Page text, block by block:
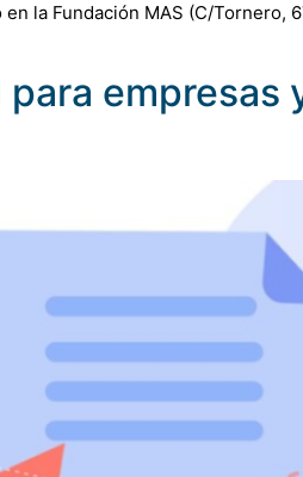
la Fundación MAS (C/